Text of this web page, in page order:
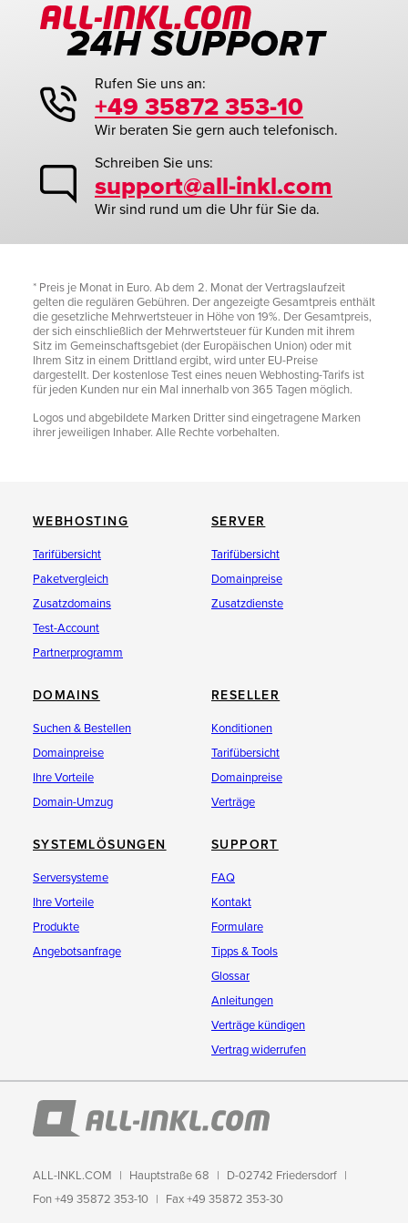
Rufen Sie uns an:
+49 35872 353-10
Wir beraten Sie gern auch telefonisch.
Schreiben Sie uns:
support@all-inkl.com
Wir sind rund um die Uhr für Sie da.
* Preis je Monat in Euro. Ab dem 2. Monat der Vertragslaufzeit
gelten die regulären Gebühren. Der angezeigte Gesamtpreis enthält
die gesetzliche Mehrwertsteuer in Höhe von 19%. Der Gesamtpreis,
der sich einschließlich der Mehrwertsteuer für Kunden mit ihrem
Sitz im Gemeinschaftsgebiet (der Europäischen Union) oder mit
Ihrem Sitz in einem Drittland ergibt, wird unter EU-Preise
dargestellt. Der kostenlose Test eines neuen Webhosting-Tarifs ist
für jeden Kunden nur ein Mal innerhalb von 365 Tagen möglich.
Logos und abgebildete Marken Dritter sind eingetragene Marken
ihrer jeweiligen Inhaber. Alle Rechte vorbehalten.
WEBHOSTING
Tarifübersicht
Paketvergleich
Zusatzdomains
Test-Account
Partnerprogramm
SERVER
Tarifübersicht
Domainpreise
Zusatzdienste
DOMAINS
Suchen & Bestellen
Domainpreise
Ihre Vorteile
Domain-Umzug
RESELLER
Konditionen
Tarifübersicht
Domainpreise
Verträge
SYSTEMLÖSUNGEN
Serversysteme
Ihre Vorteile
Produkte
Angebotsanfrage
SUPPORT
FAQ
Kontakt
Formulare
Tipps & Tools
Glossar
Anleitungen
Verträge kündigen
Vertrag widerrufen
ALL-INKL.COM Hauptstraße 68
D-02742 Friedersdorf
Fon +49 35872 353-10
Fax +49 35872 353-30